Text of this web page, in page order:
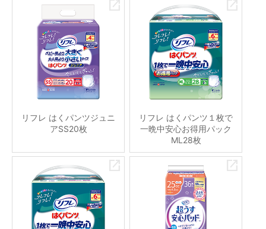
リフレ はくパンツジュニ
アSS20枚
リフレ はくパンツ１枚で
一晩中安心お得用パック
ML28枚